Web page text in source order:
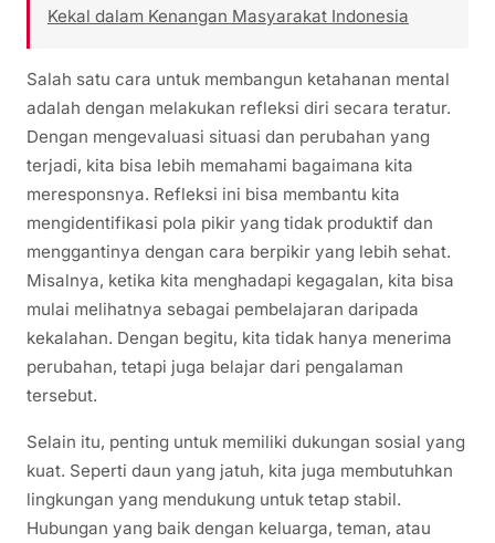
Kekal dalam Kenangan Masyarakat Indonesia
Salah satu cara untuk membangun ketahanan mental
adalah dengan melakukan refleksi diri secara teratur.
Dengan mengevaluasi situasi dan perubahan yang
terjadi, kita bisa lebih memahami bagaimana kita
meresponsnya. Refleksi ini bisa membantu kita
mengidentifikasi pola pikir yang tidak produktif dan
menggantinya dengan cara berpikir yang lebih sehat.
Misalnya, ketika kita menghadapi kegagalan, kita bisa
mulai melihatnya sebagai pembelajaran daripada
kekalahan. Dengan begitu, kita tidak hanya menerima
perubahan, tetapi juga belajar dari pengalaman
tersebut.
Selain itu, penting untuk memiliki dukungan sosial yang
kuat. Seperti daun yang jatuh, kita juga membutuhkan
lingkungan yang mendukung untuk tetap stabil.
Hubungan yang baik dengan keluarga, teman, atau